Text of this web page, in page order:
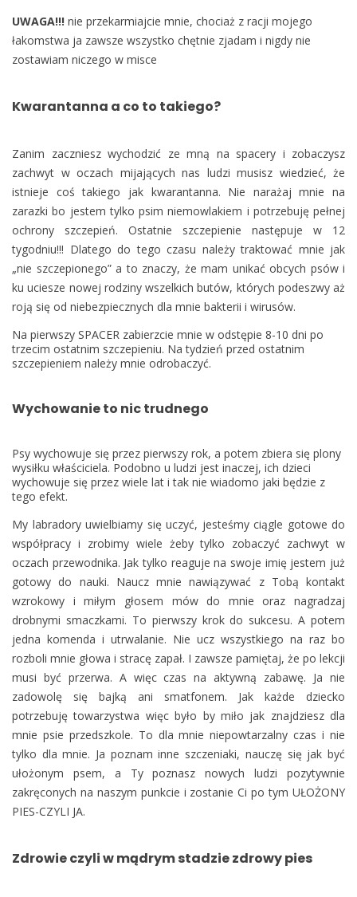
UWAGA!!! nie przekarmiajcie mnie, chociaż z racji mojego
łakomstwa ja zawsze wszystko chętnie zjadam i nigdy nie
zostawiam niczego w misce
Kwarantanna a co to takiego?
Zanim zaczniesz wychodzić ze mną na spacery i zobaczysz
zachwyt w oczach mijających nas ludzi musisz wiedzieć, że
istnieje coś takiego jak kwarantanna. Nie narażaj mnie na
zarazki bo jestem tylko psim niemowlakiem i potrzebuję pełnej
ochrony szczepień. Ostatnie szczepienie następuje w 12
tygodniu!!! Dlatego do tego czasu należy traktować mnie jak
„nie szczepionego” a to znaczy, że mam unikać obcych psów i
ku uciesze nowej rodziny wszelkich butów, których podeszwy aż
roją się od niebezpiecznych dla mnie bakterii i wirusów.
Na pierwszy SPACER zabierzcie mnie w odstępie 8-10 dni po
trzecim ostatnim szczepieniu. Na tydzień przed ostatnim
szczepieniem należy mnie odrobaczyć.
Wychowanie to nic trudnego
Psy wychowuje się przez pierwszy rok, a potem zbiera się plony
wysiłku właściciela. Podobno u ludzi jest inaczej, ich dzieci
wychowuje się przez wiele lat i tak nie wiadomo jaki będzie z
tego efekt.
My labradory uwielbiamy się uczyć, jesteśmy ciągle gotowe do
współpracy i zrobimy wiele żeby tylko zobaczyć zachwyt w
oczach przewodnika. Jak tylko reaguje na swoje imię jestem już
gotowy do nauki. Naucz mnie nawiązywać z Tobą kontakt
wzrokowy i miłym głosem mów do mnie oraz nagradzaj
drobnymi smaczkami. To pierwszy krok do sukcesu. A potem
jedna komenda i utrwalanie. Nie ucz wszystkiego na raz bo
rozboli mnie głowa i stracę zapał. I zawsze pamiętaj, że po lekcji
musi być przerwa. A więc czas na aktywną zabawę. Ja nie
zadowolę się bajką ani smatfonem. Jak każde dziecko
potrzebuję towarzystwa więc było by miło jak znajdziesz dla
mnie psie przedszkole. To dla mnie niepowtarzalny czas i nie
tylko dla mnie. Ja poznam inne szczeniaki, nauczę się jak być
ułożonym psem, a Ty poznasz nowych ludzi pozytywnie
zakręconych na naszym punkcie i zostanie Ci po tym UŁOŻONY
PIES-CZYLI JA.
Zdrowie czyli w mądrym stadzie zdrowy pies